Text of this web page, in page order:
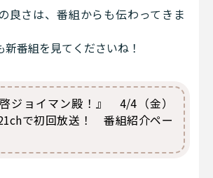
良さは、番組からも伝わってきま
番組を見てくださいね！
ジョイマン殿！』 4/4（金）
で初回放送！ 番組紹介ペー